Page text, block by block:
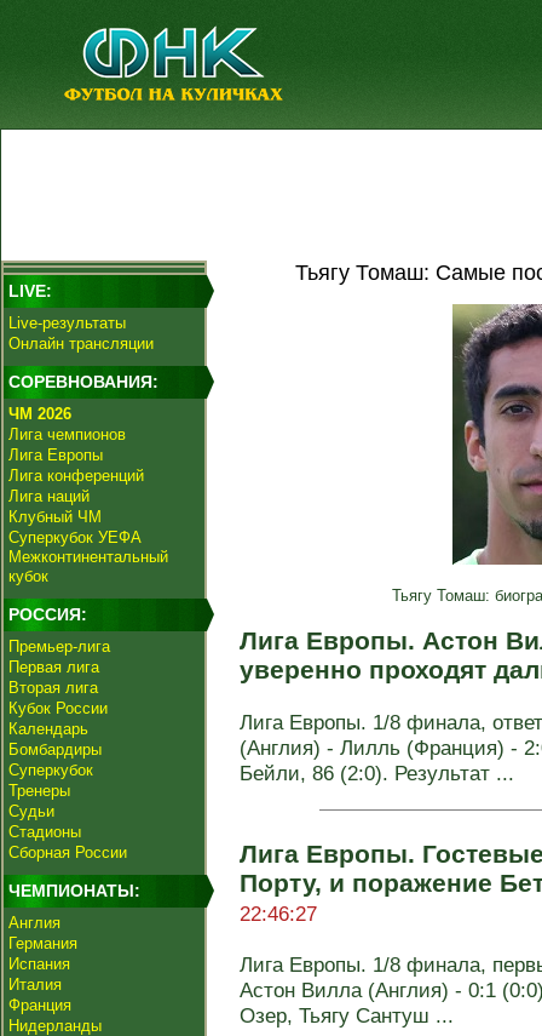
LIVE:
Live-результаты
Онлайн трансляции
СОРЕВНОВАНИЯ:
ЧМ 2026
Лига чемпионов
Лига Европы
Лига конференций
Лига наций
Клубный ЧМ
Суперкубок УЕФА
Межконтинентальный
кубок
РОССИЯ:
Премьер-лига
Первая лига
Вторая лига
Кубок России
Календарь
Бомбардиры
Суперкубок
Тренеры
Судьи
Стадионы
Сборная России
ЧЕМПИОНАТЫ:
Англия
Германия
Испания
Италия
Франция
Нидерланды
Тьягу Томаш: Самые
Тьягу Томаш:
Лига Европы. Астон
уверенно проходят
Лига Европы. 1/8 финала,
(Англия) - Лилль (Франция) -
Бейли, 86 (2:0). Результат ...
Лига Европы.
Порту, и поражение
22:46:27
Лига Европы. 1/8 финала,
Астон Вилла (Англия) - 0:1
Озер, Тьягу Сантуш ...